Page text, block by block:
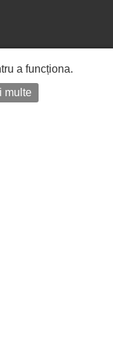
a funcționa.
multe